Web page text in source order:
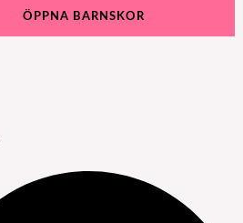
ÖPPNA BARNSKOR